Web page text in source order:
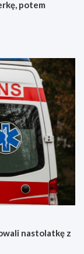
potem
nastolatkę z